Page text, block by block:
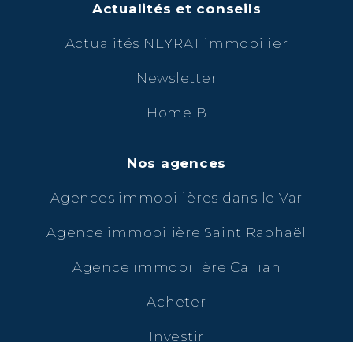
Actualités et conseils
Actualités NEYRAT immobilier
Newsletter
Home B
Nos agences
Agences immobilières dans le Var
Agence immobilière Saint Raphaël
Agence immobilière Callian
Acheter
Investir